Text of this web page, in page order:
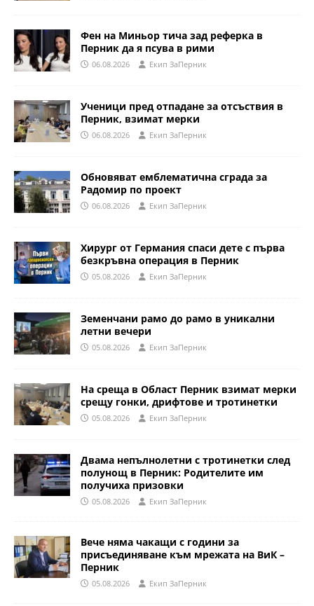
Фен на Миньор тича зад реферка в
Перник да я псува в рими
06.08.2026 Eкип ЗаПерник
Ученици пред отпадане за отсъствия в
Перник, взимат мерки
06.08.2026 Eкип ЗаПерник
Обновяват емблематична сграда за
Радомир по проект
06.08.2026 Eкип ЗаПерник
Хирург от Германия спаси дете с първа
безкръвна операция в Перник
05.08.2026 Eкип ЗаПерник
Земенчани рамо до рамо в уникални
летни вечери
05.08.2026 Eкип ЗаПерник
На среща в Област Перник взимат мерки
срещу гонки, дрифтове и тротинетки
05.08.2026 Eкип ЗаПерник
Двама непълнолетни с тротинетки след
полунощ в Перник: Родителите им
получиха призовки
05.08.2026 Eкип ЗаПерник
Вече няма чакащи с години за
присъединяване към мрежата на ВиК –
Перник
05.08.2026 Eкип ЗаПерник